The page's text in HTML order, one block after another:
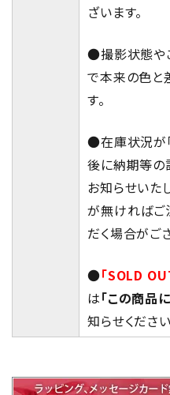
ざいます。
●撮影状態や
で本来の色と
す。
●在庫状況が
後に納期等の
お知らせいた
が無ければご
だく場合がご
●「SOLD
は「この商品
知らせください